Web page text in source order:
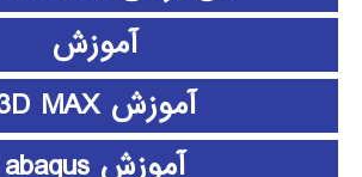
آموزش
آموزش 3D MAX
آموزش abaqus